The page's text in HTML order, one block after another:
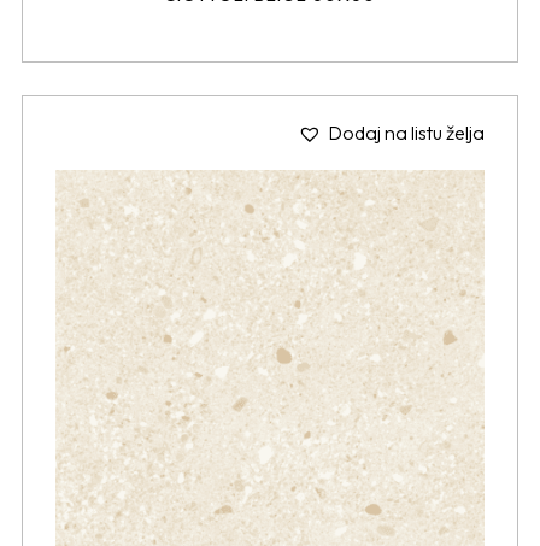
Dodaj na listu želja